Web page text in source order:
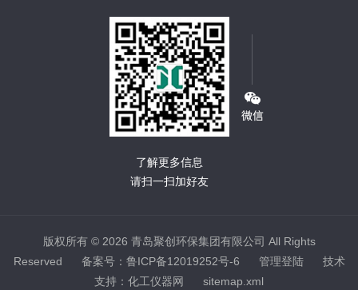
了解更多信息
请扫一扫加好友
版权所有 © 2026 青岛聚创环保集团有限公司 All Rights
Reserved 备案号：鲁ICP备12019252号-6 管理登陆技术
支持： 化工仪器网 sitemap.xml